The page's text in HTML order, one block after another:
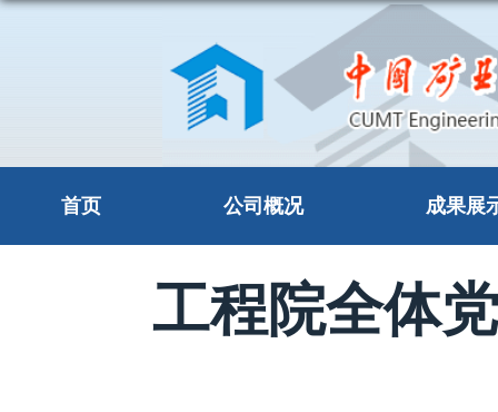
首页 公司概况 成果展
工程院全体